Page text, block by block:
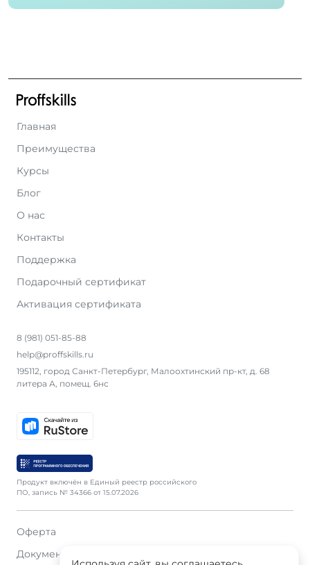
Главная
Преимущества
Курсы
Блог
О нас
Контакты
Поддержка
Подарочный сертификат
Активация сертификата
8 (981) 051-85-88
help@proffskills.ru
195112, город Санкт-Петербург, Малоохтинский пр-кт, д. 68
литера А, помещ. 6нс
Продукт включён в Единый реестр российского
ПО, запись № 34366 от 15.07.2026
Оферта
Документация